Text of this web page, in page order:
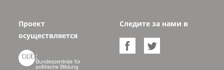
Проект
осуществляется

Следите за нами в
 